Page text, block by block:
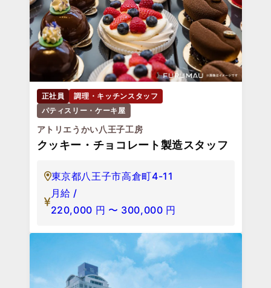
正社員
調理・キッチンスタッフ
パティスリー・ケーキ屋
アトリエうかい八王子工房
クッキー・チョコレート製造スタッフ
東京都八王子市高倉町4-11
月給 /
220,000 円 〜 300,000 円